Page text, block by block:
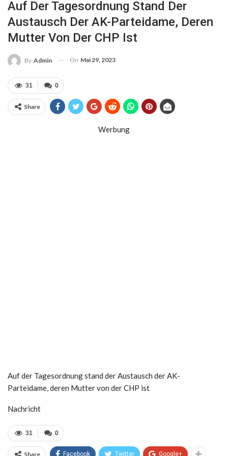
Auf Der Tagesordnung Stand Der
Austausch Der AK-Parteidame, Deren
Mutter Von Der CHP Ist
By Admin On Mai 29, 2023
0
31
Share
Werbung
Auf der Tagesordnung stand der Austausch der AK-
Parteidame, deren Mutter von der CHP ist
Nachricht
0
31
Share Facebook Twitter Google+